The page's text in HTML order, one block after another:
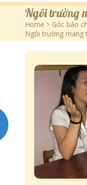
Trang Chủ
Giới Thiệu
Hoạt Động
Tài Liệu
Góc Báo
Quyết
Liên Hệ
Ngôi trường
Home > Góc báo
Ngôi trường mang